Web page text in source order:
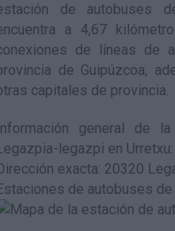
de autobuses
a 4,67
de líneas de
de Guipúzcoa,
capitales de provincia.
general de
legazpi en Urretxu:
exacta: 20320
de autobuses